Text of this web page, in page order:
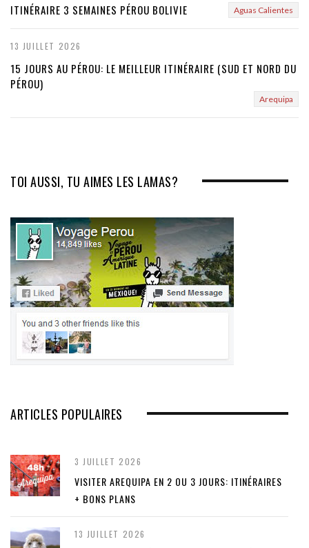
ITINÉRAIRE 3 SEMAINES PÉROU BOLIVIE Aguas Calientes
13 JUILLET 2026
15 JOURS AU PÉROU: LE MEILLEUR ITINÉRAIRE (SUD ET NORD DU
PÉROU)
Arequipa
TOI AUSSI, TU AIMES LES LAMAS?
ARTICLES POPULAIRES
3 JUILLET 2026
VISITER AREQUIPA EN 2 OU 3 JOURS: ITINÉRAIRES
+ BONS PLANS
13 JUILLET 2026